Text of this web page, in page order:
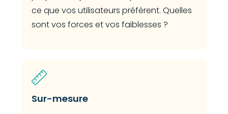
ce que vos utilisateurs préfèrent. Quelles
sont vos forces et vos faiblesses ?
Sur-mesure